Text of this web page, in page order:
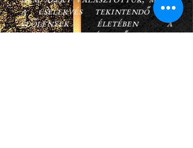
a cselekvés tekintendő az
élőlények életében a
legfontosabb tényezőnek, vagy